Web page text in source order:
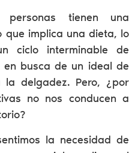
personas tienen una
que implica una dieta, lo
ciclo interminable de
en busca de un ideal de
delgadez. Pero, ¿por
no nos conducen a
la necesidad de